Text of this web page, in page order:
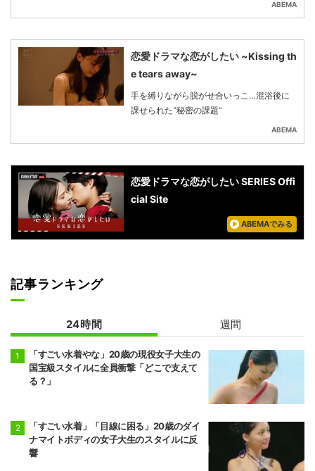
ABEMA
恋愛ドラマな恋がしたい ~Kissing th
e tears away~
手を縛りながら脱がせ合いっこ…混浴後に
課せられた‟秘密の課題”
ABEMA
恋愛ドラマな恋がしたい SERIES Offi
cial Site
ABEMAでみる
記事ランキング
24時間 週間
「すごい水着やな」20歳の現役女子大生の
国宝級スタイルに全員衝撃「どこで支えて
る？」
「すごい水着」「目線に困る」20歳のダイ
ナマイトボディの女子大生のスタイルに反
響